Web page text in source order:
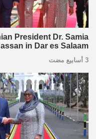
President Dr. Samia
in Dar es Salaam
3 أسابيع مضت